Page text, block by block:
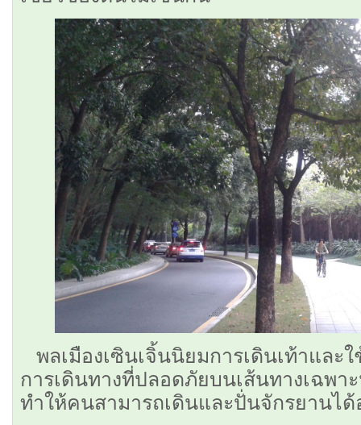
พลเมืองเซินเจิ้นนิยมการเดินเท้าแล
การเดินทางที่ปลอดภัยบนเส้นทางเฉพ
ทำให้คนสามารถเดินและปั่นจักรยานได้